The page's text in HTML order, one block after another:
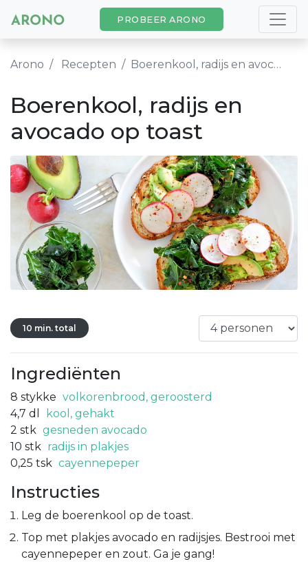
PROBEER ARONO
Arono Recepten Boerenkool, radijs en avocado op toast
Boerenkool, radijs en
avocado op toast
10 min. total
Ingrediënten
8 stykke volkorenbrood, geroosterd
4,7 dl
kool, gehakt
2 stk gesneden avocado
10 stk radijs in plakjes
0,25 tsk cayennepeper
Instructies
Leg de boerenkool op de toast.
Top met plakjes avocado en radijsjes. Bestrooi met
cayennepeper en zout. Ga je gang!